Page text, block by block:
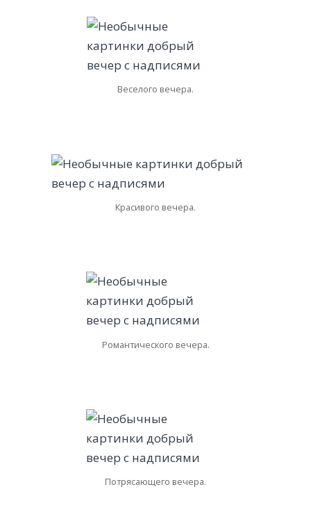
Веселого вечера.
Красивого вечера.
Романтического вечера.
Потрясающего вечера.